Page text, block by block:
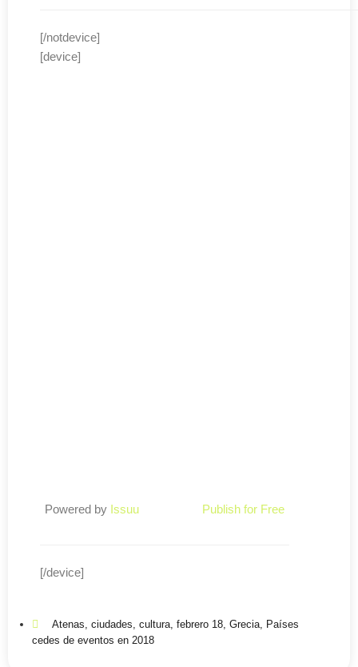
[/notdevice]
[device]
Powered by Issuu Publish for Free
[/device]
Atenas ciudades cultura febrero 18 Grecia Países
cedes de eventos en 2018